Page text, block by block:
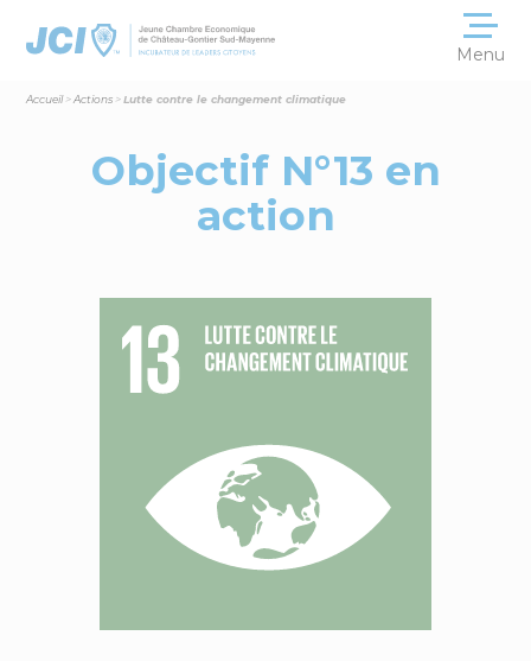
Menu
Les membres
La JCE internationale
L’actualité
sur nos réseaux
Nous contacter
Accueil>Actions >Lutte contre le changement climatique
Objectif N°13 en
action